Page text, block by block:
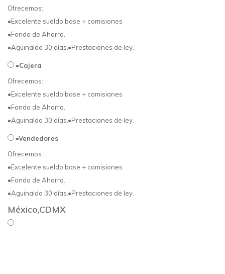
Ofrecemos:
•Excelente sueldo base + comisiones
•Fondo de Ahorro.
•Aguinaldo 30 días.•Prestaciones de ley.
•Cajera
Ofrecemos:
•Excelente sueldo base + comisiones
•Fondo de Ahorro.
•Aguinaldo 30 días.•Prestaciones de ley.
•Vendedores
Ofrecemos:
•Excelente sueldo base + comisiones
•Fondo de Ahorro.
•Aguinaldo 30 días.•Prestaciones de ley.
México,CDMX